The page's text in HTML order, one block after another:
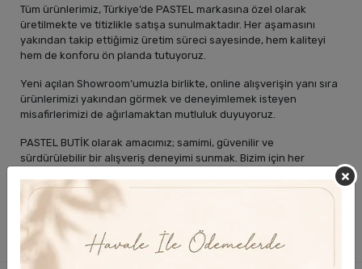
Tüm ürünlerimiz, Türkiye’de PASTEL markasına özel olarak
üretilmekte ve titizlikle satışa sunulmaktadır. Her aşamasını
yakından takip ettiğimiz üretim süreci sayesinde, hem kaliteyi
hem de konforu ön planda tutuyoruz.
Yeni açılan Showroom’umuzla birlikte, online alışverişin yanı sıra
ürünlerimizi yakından görmek ve deneyimlemek isteyen
misafirlerimizi de ağırlamaktan mutluluk duyuyoruz.
PASTEL BUTİK olarak amacımız; samimi, güvenilir ve
sürdürülebilir bir alışveriş deneyimi sunmak. Bizim için her
parçasıdır.